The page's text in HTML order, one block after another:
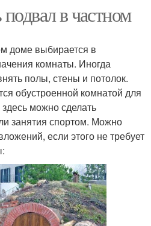
в частном
доме выбирается в
комнаты. Иногда
полы, стены и потолок.
обустроенной комнатой для
можно сделать
занятия спортом. Можно
если этого не требует